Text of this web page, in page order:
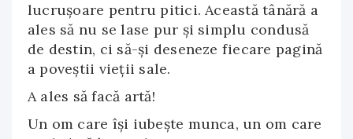
lucruşoare pentru pitici. Această tânără a
ales să nu se lase pur și simplu condusă
de destin, ci să-și deseneze fiecare pagină
a poveștii vieții sale.
A ales să facă artă!
Un om care își iubește munca, un om care